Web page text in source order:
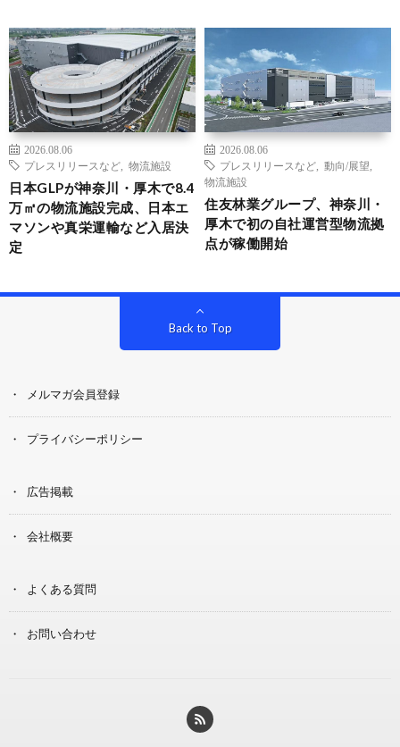
2026.08.06
プレスリリースなど
物流施設
日本GLPが神奈川・厚木で8.4
万㎡の物流施設完成、日本エ
マソンや真栄運輸など入居決
定
2026.08.06
プレスリリースなど
動向/展望
物流施設
住友林業グループ、神奈川・
厚木で初の自社運営型物流拠
点が稼働開始
Back to Top
メルマガ会員登録
プライバシーポリシー
広告掲載
会社概要
よくある質問
お問い合わせ